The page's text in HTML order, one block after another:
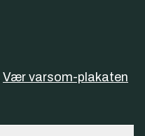
Vær varsom-plakaten